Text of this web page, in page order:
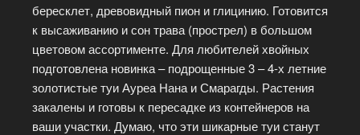
бересклет, древовидный пион и глицинию. Готовится
к высаживанию и сон трава (прострел) в большом
цветовом ассортименте. Для любителей хвойных
подготовлена новинка – подрощенные 3 – 4-х летние
золотистые туи Ауреа Нана и Смарагды. Растения
закалены и готовы к пересадке из контейнеров на
ваши участки. Думаю, что эти шикарные туи станут